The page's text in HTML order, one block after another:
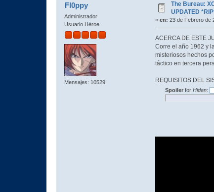
Fl0ppy
Administrador
Usuario Héroe
Mensajes: 10529
The Bureau:
UPDATED
« en: 23 de Febrero de
ACERCA DE ESTE
Corre el año 1962 y
misteriosos hechos
táctico en tercera
REQUISITOS DEL
Spoilerfor Hiden: